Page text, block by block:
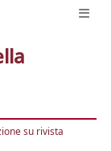
su rivista